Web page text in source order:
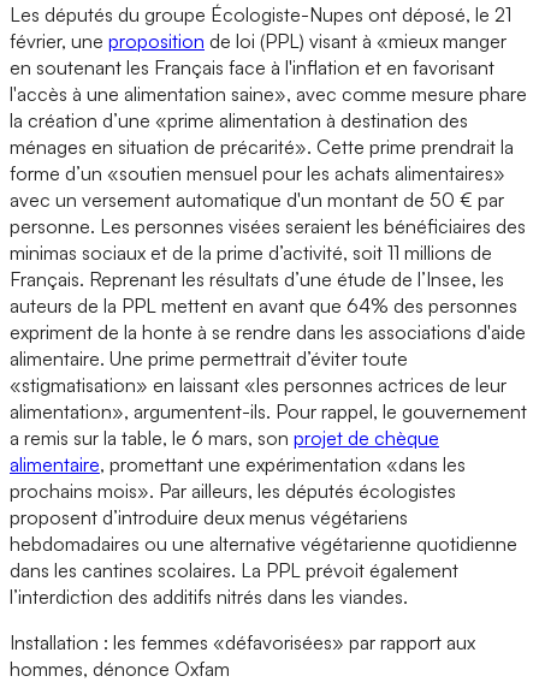
Les députés du groupe Écologiste-Nupes ont déposé, le 21
février, une proposition de loi (PPL) visant à «mieux manger
en soutenant les Français face à l'inflation et en favorisant
l'accès à une alimentation saine», avec comme mesure phare
la création d’une «prime alimentation à destination des
ménages en situation de précarité». Cette prime prendrait la
forme d’un «soutien mensuel pour les achats alimentaires»
avec un versement automatique d'un montant de 50 € par
personne. Les personnes visées seraient les bénéficiaires des
minimas sociaux et de la prime d’activité, soit 11 millions de
Français. Reprenant les résultats d’une étude de l’Insee, les
auteurs de la PPL mettent en avant que 64% des personnes
expriment de la honte à se rendre dans les associations d'aide
alimentaire. Une prime permettrait d’éviter toute
«stigmatisation» en laissant «les personnes actrices de leur
alimentation», argumentent-ils. Pour rappel, le gouvernement
a remis sur la table, le 6 mars, son projet de chèque
alimentaire, promettant une expérimentation «dans les
prochains mois». Par ailleurs, les députés écologistes
proposent d’introduire deux menus végétariens
hebdomadaires ou une alternative végétarienne quotidienne
dans les cantines scolaires. La PPL prévoit également
l’interdiction des additifs nitrés dans les viandes.
Installation : les femmes «défavorisées» par rapport aux
hommes, dénonce Oxfam